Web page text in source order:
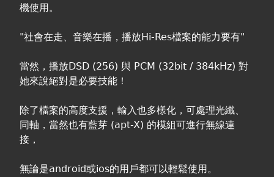
機使用。
"社會在走、音樂在播，播放Hi-Res檔案的能力要有"
當然，播放DSD (256) 與 PCM (32bit / 384kHz) 對
她來說絕對是必要技能！
除了檔案的高度支援，輸入也多樣化，可處理光纖、
同軸，當然也有藍芽 (apt-X) 的模組可進行無線連
接，
無論是android或ios的用戶都可以輕鬆使用。